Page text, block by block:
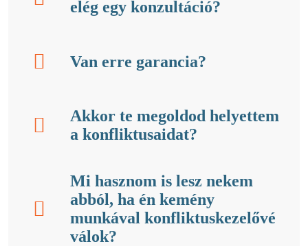
elég egy konzultáció?
Van erre garancia?
Akkor te megoldod helyettem
a konfliktusaidat?
Mi hasznom is lesz nekem
abból, ha én kemény
munkával konfliktuskezelővé
válok?